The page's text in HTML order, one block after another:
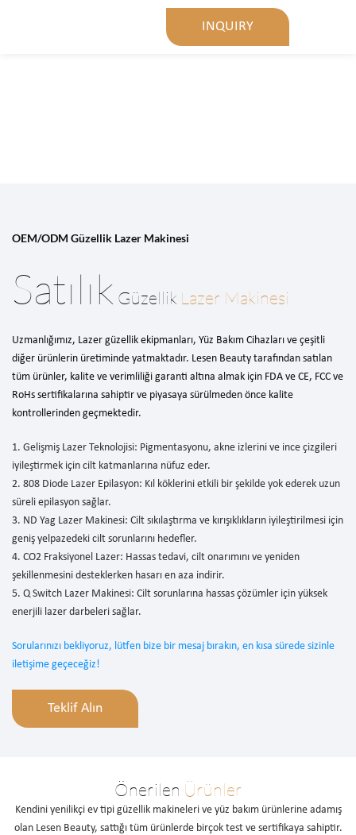
INQUIRY
OEM/ODM Güzellik Lazer Makinesi
Satılık Güzellik Lazer Makinesi
Uzmanlığımız, Lazer güzellik ekipmanları, Yüz Bakım Cihazları ve çeşitli
diğer ürünlerin üretiminde yatmaktadır. Lesen Beauty tarafından satılan
tüm ürünler, kalite ve verimliliği garanti altına almak için FDA ve CE, FCC ve
RoHs sertifikalarına sahiptir ve piyasaya sürülmeden önce kalite
kontrollerinden geçmektedir.
1. Gelişmiş Lazer Teknolojisi: Pigmentasyonu, akne izlerini ve ince çizgileri
iyileştirmek için cilt katmanlarına nüfuz eder.
2. 808 Diode Lazer Epilasyon: Kıl köklerini etkili bir şekilde yok ederek uzun
süreli epilasyon sağlar.
3. ND Yag Lazer Makinesi: Cilt sıkılaştırma ve kırışıklıkların iyileştirilmesi için
geniş yelpazedeki cilt sorunlarını hedefler.
4. CO2 Fraksiyonel Lazer: Hassas tedavi, cilt onarımını ve yeniden
şekillenmesini desteklerken hasarı en aza indirir.
5. Q Switch Lazer Makinesi: Cilt sorunlarına hassas çözümler için yüksek
enerjili lazer darbeleri sağlar.
Sorularınızı bekliyoruz, lütfen bize bir mesaj bırakın, en kısa sürede sizinle
iletişime geçeceğiz!
Teklif Alın
Önerilen Ürünler
Kendini yenilikçi ev tipi güzellik makineleri ve yüz bakım ürünlerine adamış
olan Lesen Beauty, sattığı tüm ürünlerde birçok test ve sertifikaya sahiptir.